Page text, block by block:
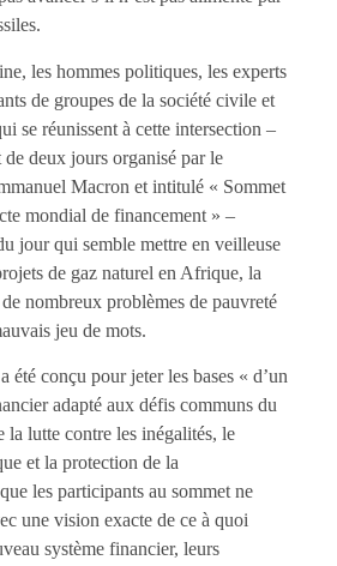
les hommes politiques, les experts
de groupes de la société civile et
se réunissent à cette intersection –
de deux jours organisé par le
Macron et intitulé « Sommet
mondial de financement » –
jour qui semble mettre en veilleuse
de gaz naturel en Afrique, la
nombreux problèmes de pauvreté
jeu de mots.
été conçu pour jeter les bases « d’un
adapté aux défis communs du
la lutte contre les inégalités, le
et la protection de la
les participants au sommet ne
une vision exacte de ce à quoi
système financier, leurs